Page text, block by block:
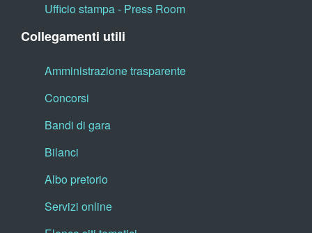
Ufficio stampa - Press Room
Collegamenti utili
Amministrazione trasparente
Concorsi
Bandi di gara
Bilanci
Albo pretorio
Servizi online